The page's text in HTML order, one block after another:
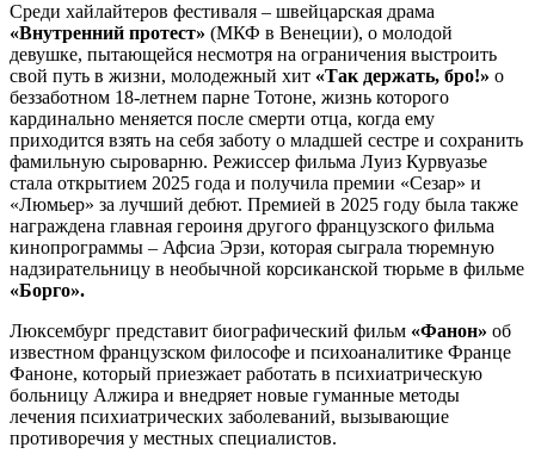
Среди хайлайтеров фестиваля – швейцарская драма
«Внутренний протест» (МКФ в Венеции), о молодой
девушке, пытающейся несмотря на ограничения выстроить
свой путь в жизни, молодежный хит «Так держать, бро!» о
беззаботном 18-летнем парне Тотоне, жизнь которого
кардинально меняется после смерти отца, когда ему
приходится взять на себя заботу о младшей сестре и сохранить
фамильную сыроварню. Режиссер фильма Луиз Курвуазье
стала открытием 2025 года и получила премии «Сезар» и
«Люмьер» за лучший дебют. Премией в 2025 году была также
награждена главная героиня другого французского фильма
кинопрограммы – Афсиа Эрзи, которая сыграла тюремную
надзирательницу в необычной корсиканской тюрьме в фильме
«Борго».
Люксембург представит биографический фильм «Фанон» об
известном французском философе и психоаналитике Франце
Фаноне, который приезжает работать в психиатрическую
больницу Алжира и внедряет новые гуманные методы
лечения психиатрических заболеваний, вызывающие
противоречия у местных специалистов.